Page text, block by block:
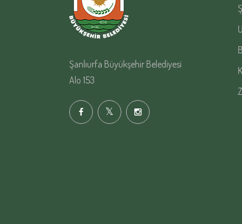
Şanlıurfa Büyükşehir Belediyesi
Alo 153